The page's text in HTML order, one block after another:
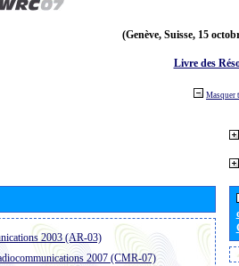
(Genève, Suisse, 15
Livre des
Masquer
2003 (AR-03)
2007 (CMR-07)